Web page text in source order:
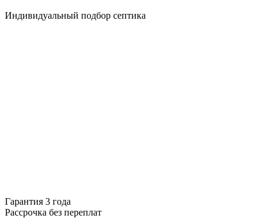
Индивидуальный подбор септика
Гарантия 3 года
Рассрочка без переплат